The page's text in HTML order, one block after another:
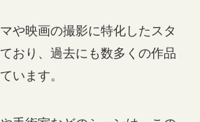
や映画の撮影に特化したスタ
おり、過去にも数多くの作品
います。